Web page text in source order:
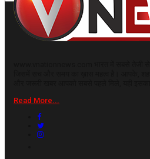
Read More...